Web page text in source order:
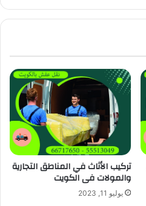
تركيب الأثاث في المناطق التجارية
والمولات فى الكويت
يوليو 11, 2023